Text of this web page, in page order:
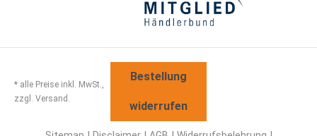
* alle Preise inkl. MwSt.,
zzgl. Versand.
Bestellung
widerrufen